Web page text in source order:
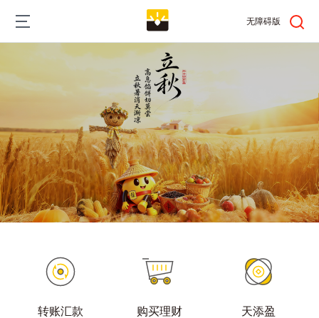
Main
navigation
无障碍版
转账汇款 购买理财 天添盈